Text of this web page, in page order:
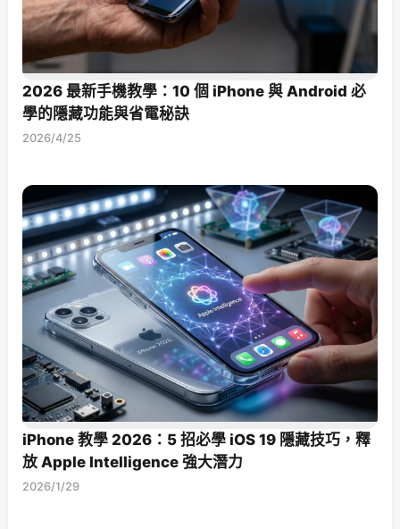
2026 最新手機教學：10 個 iPhone 與 Android 必
學的隱藏功能與省電秘訣
2026/4/25
iPhone 教學 2026：5 招必學 iOS 19 隱藏技巧，釋
放 Apple Intelligence 強大潛力
2026/1/29